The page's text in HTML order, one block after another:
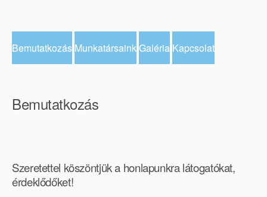
Bemutatkozás MunkatársainkGaléria Kapcsolat
Bemutatkozás
Szeretettel köszöntjük a honlapunkra látogatókat,
érdeklődőket!